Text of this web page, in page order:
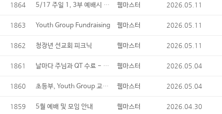
1864 5/17 주일 1, 3부 예배시 성찬식 웹마스터 2026.05.11
1863 Youth Group Fundraising 웹마스터 2026.05.11
1862 청장년 선교회 피크닉 웹마스터 2026.05.11
1861 날마다 주님과 QT 수료 - 교육위원회 웹마스터 2026.05.04
1860 초등부, Youth Group 교사모집 - 교육위원회 웹마스터 2026.05.04
1859 5월 예배 및 모임 안내 웹마스터 2026.04.30